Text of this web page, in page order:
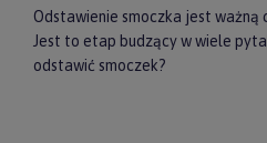
Odstawienie smoczka jest ważną
Jest to etap budzący w wiele
odstawić smoczek?